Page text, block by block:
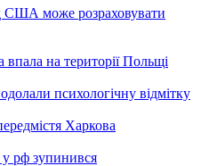
США може розраховувати
впала на території Польщі
психологічну відмітку
Харкова
рф зупинився